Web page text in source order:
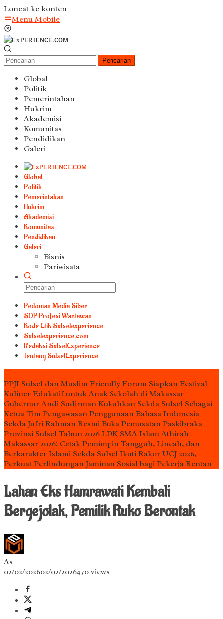
Loncat ke konten
Menu Mobile
Pencarian
Global
Politik
Pemerintahan
Hukrim
Akademisi
Komunitas
Pendidikan
Galeri
Global
Politik
Pemerintahan
Hukrim
Akademisi
Komunitas
Pendidikan
Galeri
Bisnis
Pariwisata
Pedoman Media Siber
S0P Profesi Wartawan
Kode Etik Sulselexperience
Sulselexperience.com
Redaksi SulselExperience
Tentang SulselExperience
PPJI Sulsel dan Muslim Friendly Forum Siapkan Festival
Kuliner Edukatif untuk Anak Sekolah di Makassar
Gubernur Andi Sudirman Kukuhkan Sekda Sulsel Sebagai
Ketua Tim Pengawasan Penggunaan Bahasa Indonesia
Sekda Jufri Rahman Resmi Buka Pemusatan Paskibraka
Provinsi Sulsel Tahun 2026 LDK SMA Islam Athirah
Makassar 2026: Cetak Pemimpin Tangguh, Lincah, dan
Berkarakter Islami Sekda Sulsel Ikuti Rakor UCJ 2026,
Perkuat Perlindungan Jaminan Sosial bagi Pekerja Rentan
Lahan Eks Hamrawati Kembali
Bergejolak, Pemilik Ruko Berontak
As
02/02/202602/02/2026470 views